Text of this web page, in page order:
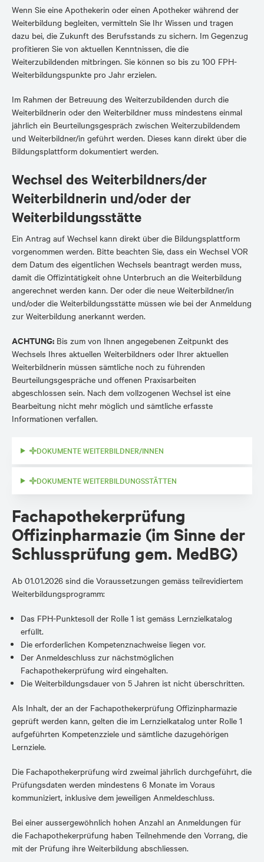
Wenn Sie eine Apothekerin oder einen Apotheker während der
Weiterbildung begleiten, vermitteln Sie Ihr Wissen und tragen
dazu bei, die Zukunft des Berufsstands zu sichern. Im Gegenzug
profitieren Sie von aktuellen Kenntnissen, die die
Weiterzubildenden mitbringen. Sie können so bis zu 100 FPH-
Weiterbildungspunkte pro Jahr erzielen.
Im Rahmen der Betreuung des Weiterzubildenden durch die
Weiterbildnerin oder den Weiterbildner muss mindestens einmal
jährlich ein Beurteilungsgespräch zwischen Weiterzubildendem
und Weiterbildner/in geführt werden. Dieses kann direkt über die
Bildungsplattform dokumentiert werden.
Wechsel des Weiterbildners/der
Weiterbildnerin und/oder der
Weiterbildungsstätte
Ein Antrag auf Wechsel kann direkt über die Bildungsplattform
vorgenommen werden. Bitte beachten Sie, dass ein Wechsel VOR
dem Datum des eigentlichen Wechsels beantragt werden muss,
damit die Offizintätigkeit ohne Unterbruch an die Weiterbildung
angerechnet werden kann. Der oder die neue Weiterbildner/in
und/oder die Weiterbildungsstätte müssen wie bei der Anmeldung
zur Weiterbildung anerkannt werden.
ACHTUNG: Bis zum von Ihnen angegebenen Zeitpunkt des
Wechsels Ihres aktuellen Weiterbildners oder Ihrer aktuellen
Weiterbildnerin müssen sämtliche noch zu führenden
Beurteilungsgespräche und offenen Praxisarbeiten
abgeschlossen sein. Nach dem vollzogenen Wechsel ist eine
Bearbeitung nicht mehr möglich und sämtliche erfasste
Informationen verfallen.
DOKUMENTE WEITERBILDNER/INNEN
DOKUMENTE WEITERBILDUNGSSTÄTTEN
Fachapothekerprüfung
Offizinpharmazie (im Sinne der
Schlussprüfung gem. MedBG)
Ab 01.01.2026 sind die Voraussetzungen gemäss teilrevidiertem
Weiterbildungsprogramm:
Das FPH-Punktesoll der Rolle 1 ist gemäss Lernzielkatalog
erfüllt.
Die erforderlichen Kompetenznachweise liegen vor.
Der Anmeldeschluss zur nächstmöglichen
Fachapothekerprüfung wird eingehalten.
Die Weiterbildungsdauer von 5 Jahren ist nicht überschritten.
Als Inhalt, der an der Fachapothekerprüfung Offizinpharmazie
geprüft werden kann, gelten die im Lernzielkatalog unter Rolle 1
aufgeführten Kompetenzziele und sämtliche dazugehörigen
Lernziele.
Die Fachapothekerprüfung wird zweimal jährlich durchgeführt, die
Prüfungsdaten werden mindestens 6 Monate im Voraus
kommuniziert, inklusive dem jeweiligen Anmeldeschluss.
Bei einer aussergewöhnlich hohen Anzahl an Anmeldungen für
die Fachapothekerprüfung haben Teilnehmende den Vorrang, die
mit der Prüfung ihre Weiterbildung abschliessen.